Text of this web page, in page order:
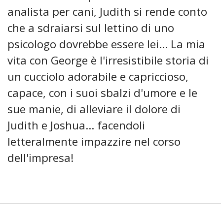
analista per cani, Judith si rende conto
che a sdraiarsi sul lettino di uno
psicologo dovrebbe essere lei... La mia
vita con George è l'irresistibile storia di
un cucciolo adorabile e capriccioso,
capace, con i suoi sbalzi d'umore e le
sue manie, di alleviare il dolore di
Judith e Joshua... facendoli
letteralmente impazzire nel corso
dell'impresa!